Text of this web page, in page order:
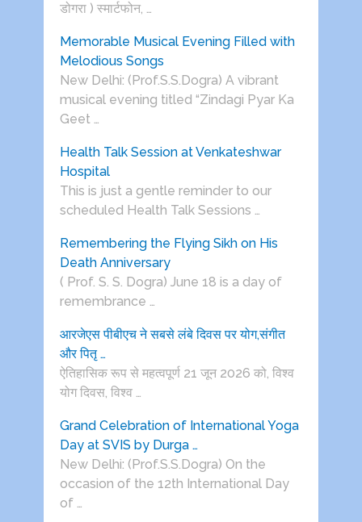
डोगरा ) स्मार्टफोन, …
Memorable Musical Evening Filled with
Melodious Songs
New Delhi: (Prof.S.S.Dogra) A vibrant
musical evening titled “Zindagi Pyar Ka
Geet …
Health Talk Session at Venkateshwar
Hospital
This is just a gentle reminder to our
scheduled Health Talk Sessions …
Remembering the Flying Sikh on His
Death Anniversary
( Prof. S. S. Dogra) June 18 is a day of
remembrance …
आरजेएस पीबीएच ने सबसे लंबे दिवस पर योग,संगीत
और पितृ …
ऐतिहासिक रूप से महत्वपूर्ण 21 जून 2026 को, विश्व
योग दिवस, विश्व …
Grand Celebration of International Yoga
Day at SVIS by Durga …
New Delhi: (Prof.S.S.Dogra) On the
occasion of the 12th International Day
of …